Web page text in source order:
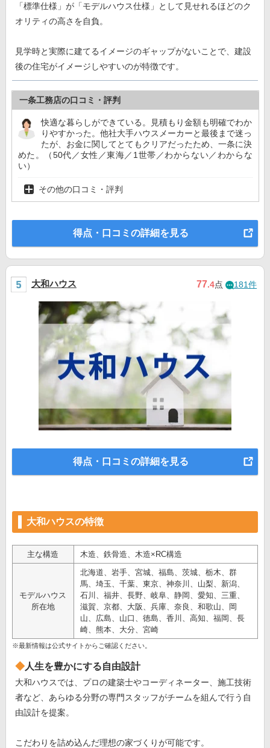
「標準仕様」が「モデルハウス仕様」として見せれるほどのク
オリティの高さを自負。
見学時と実際に建てるイメージのギャップがないことで、建設
後の住宅がイメージしやすいのが特徴です。
一条工務店の口コミ・評判
快適な暮らしができている。見積もり金額も明確でわか
りやすかった。他社大手ハウスメーカーと最後まで迷っ
たが、お金に関してとてもクリアだったため、一条に決
めた。（50代／女性／東海／1世帯／わからない／わからな
い）
その他の口コミ・評判
得点・口コミの詳細を見る
大和ハウス 77.4点 181件
得点・口コミの詳細を見る
大和ハウスの特徴
主な構造 木造、鉄骨造、木造×RC構造
モデルハウス
所在地
北海道、岩手、宮城、福島、茨城、栃木、群
馬、埼玉、千葉、東京、神奈川、山梨、新潟、
石川、福井、長野、岐阜、静岡、愛知、三重、
滋賀、京都、大阪、兵庫、奈良、和歌山、岡
山、広島、山口、徳島、香川、高知、福岡、長
崎、熊本、大分、宮崎
※最新情報は公式サイトからご確認ください。
人生を豊かにする自由設計
大和ハウスでは、プロの建築士やコーディネーター、施工技術
者など、あらゆる分野の専門スタッフがチームを組んで行う自
由設計を提案。
こだわりを詰め込んだ理想の家づくりが可能です。